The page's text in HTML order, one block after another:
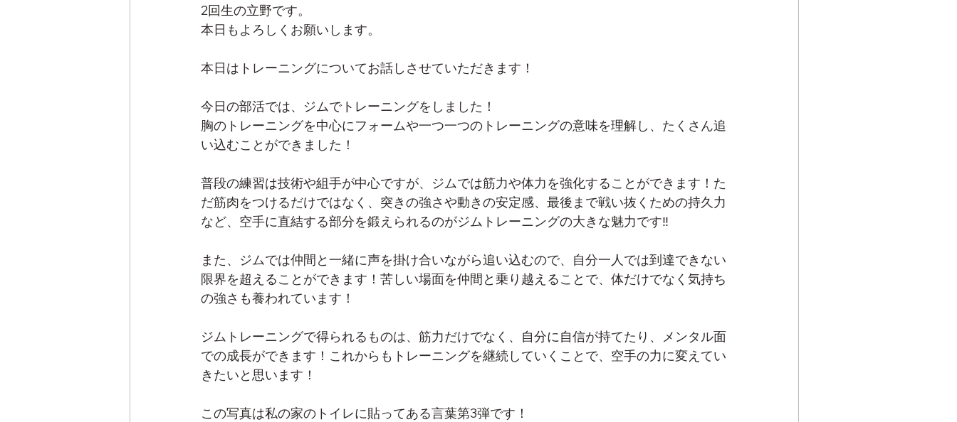
2回生の立野です。
本日もよろしくお願いします。
本日はトレーニングについてお話しさせていただきます！
今日の部活では、ジムでトレーニングをしました！
胸のトレーニングを中心にフォームや一つ一つのトレーニングの意味を理解し、たくさん追
い込むことができました！
普段の練習は技術や組手が中心ですが、ジムでは筋力や体力を強化することができます！た
だ筋肉をつけるだけではなく、突きの強さや動きの安定感、最後まで戦い抜くための持久力
など、空手に直結する部分を鍛えられるのがジムトレーニングの大きな魅力です‼️
また、ジムでは仲間と一緒に声を掛け合いながら追い込むので、自分一人では到達できない
限界を超えることができます！苦しい場面を仲間と乗り越えることで、体だけでなく気持ち
の強さも養われています！
ジムトレーニングで得られるものは、筋力だけでなく、自分に自信が持てたり、メンタル面
での成長ができます！これからもトレーニングを継続していくことで、空手の力に変えてい
きたいと思います！
この写真は私の家のトイレに貼ってある言葉第3弾です！